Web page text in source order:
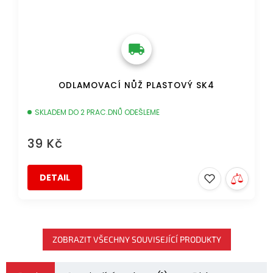
ODLAMOVACÍ NŮŽ PLASTOVÝ SK4
SKLADEM DO 2 PRAC.DNŮ ODEŠLEME
39 Kč
DETAIL
ZOBRAZIT VŠECHNY SOUVISEJÍCÍ PRODUKTY